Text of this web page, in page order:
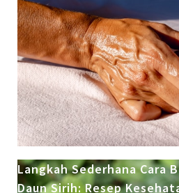
Langkah Sederhana Cara
Daun Sirih: Resep